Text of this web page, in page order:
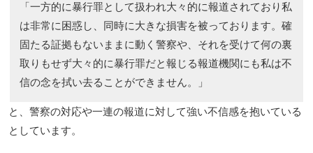
「一方的に暴行罪として扱われ大々的に報道されており私
は非常に困惑し、同時に大きな損害を被っております。確
固たる証拠もないままに動く警察や、それを受けて何の裏
取りもせず大々的に暴行罪だと報じる報道機関にも私は不
信の念を拭い去ることができません。」
と、警察の対応や一連の報道に対して強い不信感を抱いている
としています。